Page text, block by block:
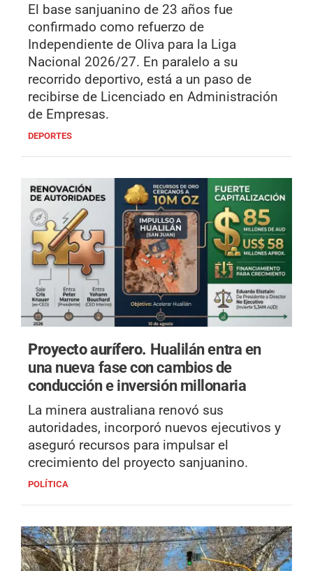
El base sanjuanino de 23 años fue
confirmado como refuerzo de
Independiente de Oliva para la Liga
Nacional 2026/27. En paralelo a su
recorrido deportivo, está a un paso de
recibirse de Licenciado en Administración
de Empresas.
DEPORTES
Proyecto aurífero. Hualilán entra en
una nueva fase con cambios de
conducción e inversión millonaria
La minera australiana renovó sus
autoridades, incorporó nuevos ejecutivos y
aseguró recursos para impulsar el
crecimiento del proyecto sanjuanino.
POLÍTICA